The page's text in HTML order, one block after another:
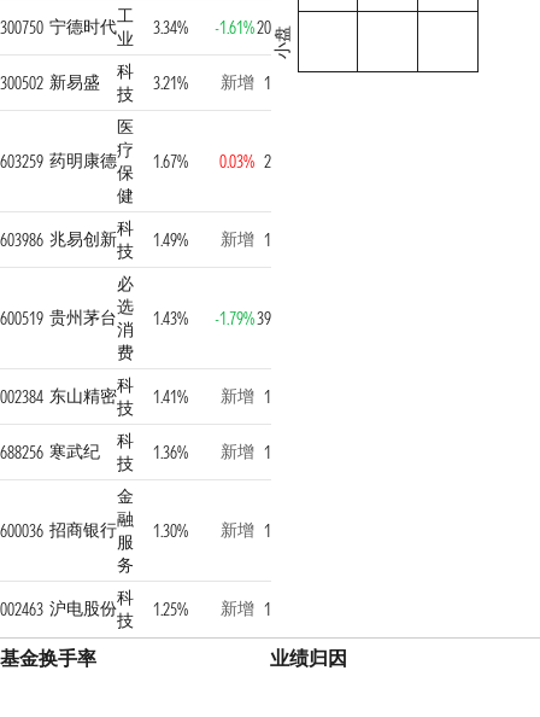
300750 宁德时代工
业
3.34% -1.61%20
300502 新易盛
科
技
3.21% 新增 1
603259 药明康德
医
疗
保
健
1.67% 0.03% 2
603986 兆易创新科
技
1.49% 新增 1
600519 贵州茅台
必
选
消
费
1.43% -1.79%39
002384 东山精密科
技
1.41% 新增 1
688256 寒武纪
科
技
1.36% 新增 1
600036 招商银行
金
融
服
务
1.30% 新增 1
002463 沪电股份科
技
1.25% 新增 1
小盘
基金换手率 业绩归因